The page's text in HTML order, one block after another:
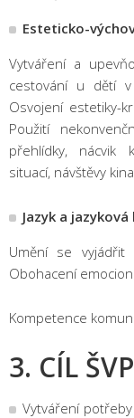
Esteticko-
Vytváření a
cestování u dětí v
Osvojení estetiky-
Použití
přehlídky, nácvik
situací, návštěvy
Jazyk a
Umění se vyjádřit
Obohacení
Kompetence
3. CÍL
Vytváření